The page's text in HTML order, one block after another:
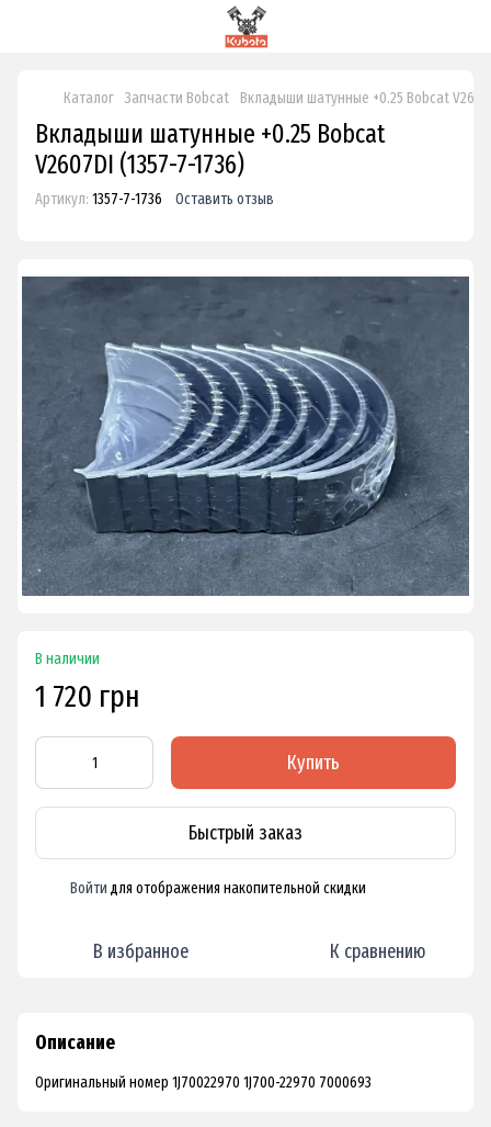
Каталог Запчасти Bobcat Вкладыши шатунные +0.25 Bobcat
Вкладыши шатунные +0.25 Bobcat
V2607DI (1357-7-1736)
Артикул: 1357-7-1736 Оставить отзыв
В наличии
1 720 грн
Купить
Быстрый заказ
Войти для отображения накопительной скидки
В избранное К сравнению
Описание
Оригинальный номер 1J70022970 1J700-22970 7000693